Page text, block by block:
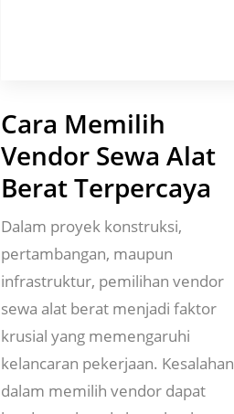
Cara Memilih
Vendor Sewa Alat
Berat Terpercaya
Dalam proyek konstruksi,
pertambangan, maupun
infrastruktur, pemilihan vendor
sewa alat berat menjadi faktor
krusial yang memengaruhi
kelancaran pekerjaan. Kesalahan
dalam memilih vendor dapat